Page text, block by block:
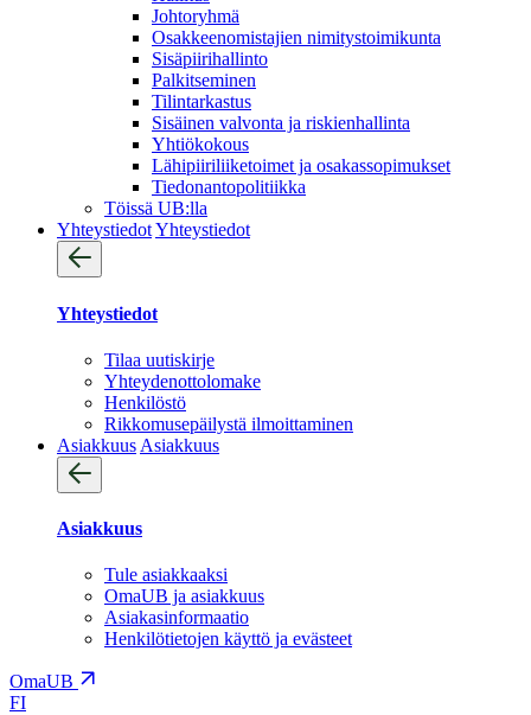
Johtoryhmä
Osakkeenomistajien nimitystoimikunta
Sisäpiirihallinto
Palkitseminen
Tilintarkastus
Sisäinen valvonta ja riskienhallinta
Yhtiökokous
Lähipiiriliiketoimet ja osakassopimukset
Tiedonantopolitiikka
Töissä UB:lla
YhteystiedotYhteystiedot
Yhteystiedot
Tilaa uutiskirje
Yhteydenotto­lomake
Henkilöstö
Rikkomusepäilystä ilmoittaminen
Asiakkuus Asiakkuus
Asiakkuus
Tule asiakkaaksi
OmaUB ja asiakkuus
Asiakasinformaatio
Henkilötietojen käyttö ja evästeet
OmaUB
FI